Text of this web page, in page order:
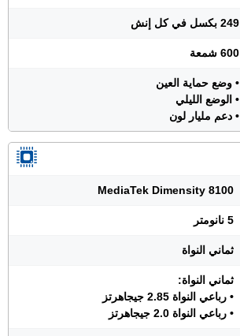
249 بكسل في كل إنش
600 شمعة
• وضع حماية العين
• الوضع الليلي
• دعم مليار لون
MediaTek Dimensity 8100
5 نانومتر
ثماني النواة
ثماني النواة:
• رباعي النواة 2.85 جيجاهرتز
• رباعي النواة 2.0 جيجاهرتز